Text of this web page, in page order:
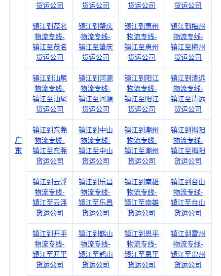
广
东
货运公司
货运公司
货运公司
货运公司
镇江到茂名
物流专线-
镇江至茂名
货运公司
镇江到肇庆
物流专线-
镇江至肇庆
货运公司
镇江到惠州
物流专线-
镇江至惠州
货运公司
镇江到梅州
物流专线-
镇江至梅州
货运公司
镇江到汕尾
物流专线-
镇江至汕尾
货运公司
镇江到河源
物流专线-
镇江至河源
货运公司
镇江到阳江
物流专线-
镇江至阳江
货运公司
镇江到清远
物流专线-
镇江至清远
货运公司
镇江到东莞
物流专线-
镇江至东莞
货运公司
镇江到中山
物流专线-
镇江至中山
货运公司
镇江到潮州
物流专线-
镇江至潮州
货运公司
镇江到揭阳
物流专线-
镇江至揭阳
货运公司
镇江到云浮
物流专线-
镇江至云浮
货运公司
镇江到乐昌
物流专线-
镇江至乐昌
货运公司
镇江到南雄
物流专线-
镇江至南雄
货运公司
镇江到台山
物流专线-
镇江至台山
货运公司
镇江到开平
物流专线-
镇江至开平
货运公司
镇江到鹤山
物流专线-
镇江至鹤山
货运公司
镇江到恩平
物流专线-
镇江至恩平
货运公司
镇江到雷州
物流专线-
镇江至雷州
货运公司